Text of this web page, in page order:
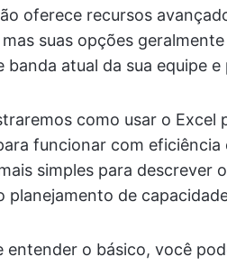
oferece recursos
suas opções
banda atual da sua equipe
como usar o Excel
funcionar com
simples para descrever
planejamento de
entender o básico, você